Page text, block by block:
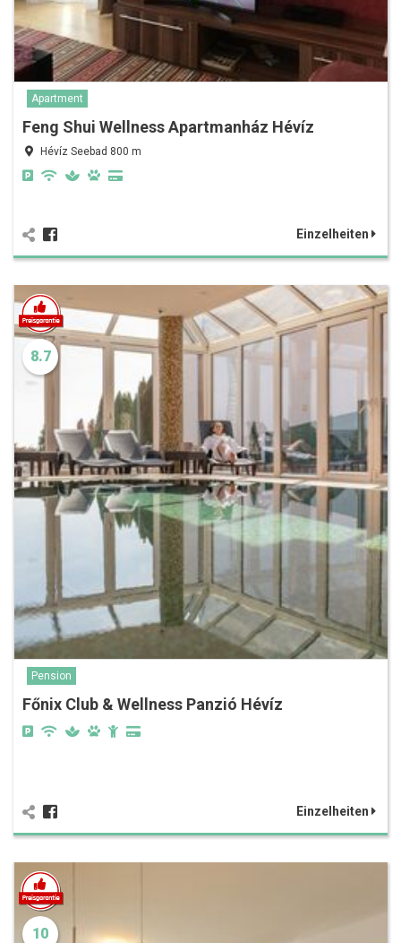
Apartment
Feng Shui Wellness Apartmanház Hévíz
Hévíz Seebad 800 m
Einzelheiten
8.7
Pension
Főnix Club & Wellness Panzió Hévíz
Einzelheiten
10